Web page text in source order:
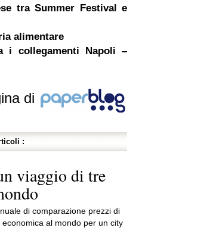
tra Summer Festival e
alimentare
i collegamenti Napoli –
di
:
viaggio di tre
di comparazione prezzi di
al mondo per un city